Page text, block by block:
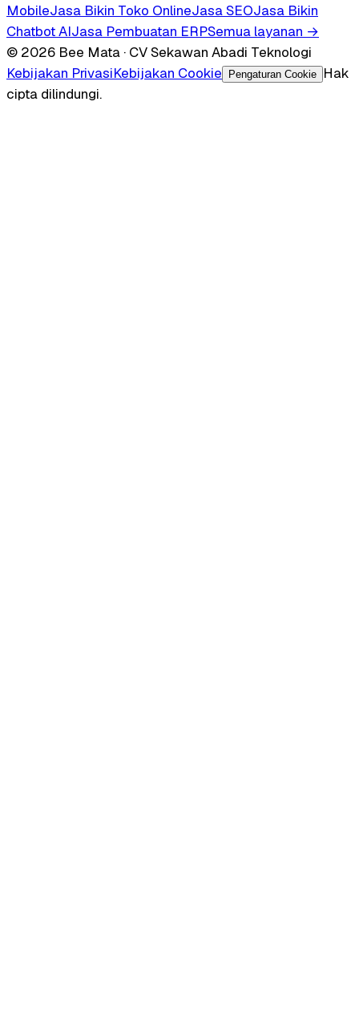
MobileJasa Bikin Toko OnlineJasa SEOJasa Bikin
Chatbot AIJasa Pembuatan ERPSemua layanan →
© 2026 Bee Mata · CV Sekawan Abadi Teknologi
Kebijakan PrivasiKebijakan Cookie Pengaturan Cookie
Hak
cipta dilindungi.